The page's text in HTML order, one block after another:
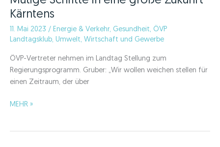
Kärntens
11. Mai 2023 / Energie & Verkehr, Gesundheit, ÖVP
Landtagsklub, Umwelt, Wirtschaft und Gewerbe
ÖVP-Vertreter nehmen im Landtag Stellung zum
Regierungsprogramm. Gruber: „Wir wollen weichen stellen für
einen Zeitraum, der über
Mutige
MEHR »